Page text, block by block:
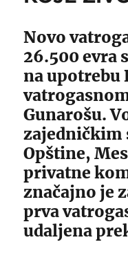
Novo
26.500 evra
na
Gunarošu.
zajedničkim
Opštine,
privatne
značajno je
prva
udaljena